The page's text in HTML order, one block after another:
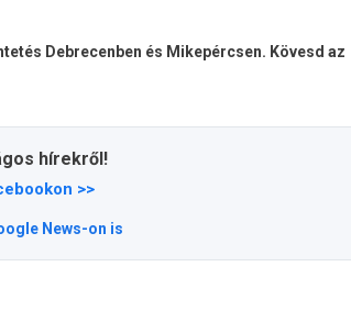
Debrecenben és Mikepércsen. Kövesd az
hírekről!
>>
News-on is